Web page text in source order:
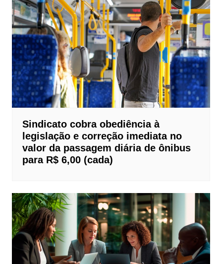
Sindicato cobra obediência à
legislação e correção imediata no
valor da passagem diária de ônibus
para R$ 6,00 (cada)